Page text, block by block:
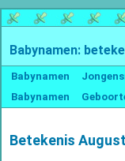
Babynamen:
Babynamen
Babynamen
Betekenis